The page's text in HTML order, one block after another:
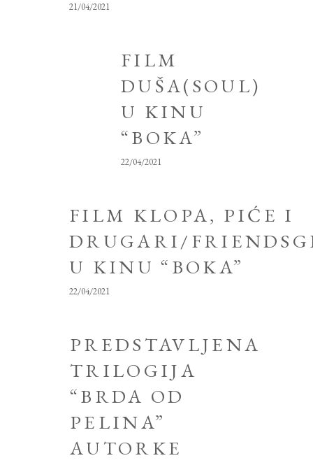
21/04/2021
FILM
DUŠA(SOUL)
U KINU
“BOKA”
22/04/2021
FILM KLOPA, PIĆE I
DRUGARI/
U KINU “BOKA”
22/04/2021
PREDSTAVLJENA
TRILOGIJA
“BRDA OD
PELINA”
AUTORKE